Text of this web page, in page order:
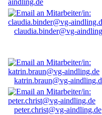
aindling.de
claudia.binder@vg-
katrin.braun@vg-
peter.christ@vg-aindling.de